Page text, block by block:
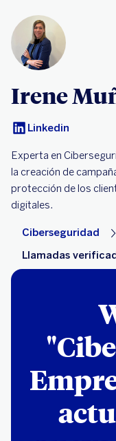
Irene
Linkedin
Experta en
la creación de
protección de los
digitales.
Ciberseguridad
Llamadas